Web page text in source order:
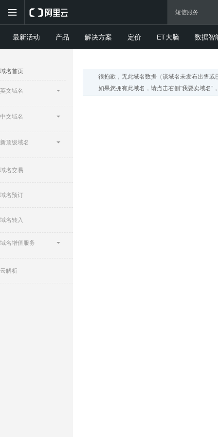
最新活动 产品 解决方案 定价 ET大脑 数据智
域名首页
英文域名
中文域名
新顶级域名
域名交易
域名预订
域名转入
域名增值服务
云解析
很抱歉，无此域名数据（该域名未发布出售或
如果您拥有此域名，请点击右侧“我要卖域名”